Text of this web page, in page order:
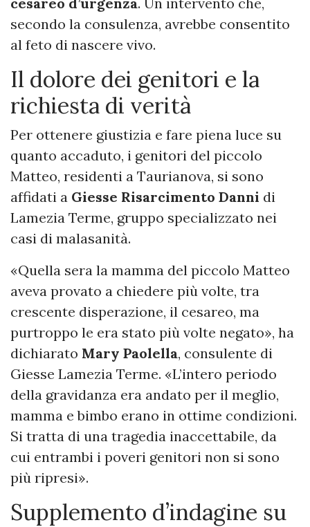
secondo la consulenza, avrebbe consentito
al feto di nascere vivo.
Il dolore dei genitori e la
richiesta di verità
Per ottenere giustizia e fare piena luce su
quanto accaduto, i genitori del piccolo
Matteo, residenti a Taurianova, si sono
affidati a Giesse Risarcimento Danni di
Lamezia Terme, gruppo specializzato nei
casi di malasanità.
«Quella sera la mamma del piccolo Matteo
aveva provato a chiedere più volte, tra
crescente disperazione, il cesareo, ma
purtroppo le era stato più volte negato», ha
dichiarato Mary Paolella, consulente di
Giesse Lamezia Terme. «L’intero periodo
della gravidanza era andato per il meglio,
mamma e bimbo erano in ottime condizioni.
Si tratta di una tragedia inaccettabile, da
cui entrambi i poveri genitori non si sono
più ripresi».
Supplemento d’indagine su